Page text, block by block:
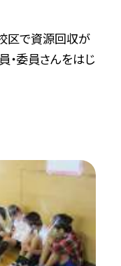
区で資源回収が
・委員さんをはじ